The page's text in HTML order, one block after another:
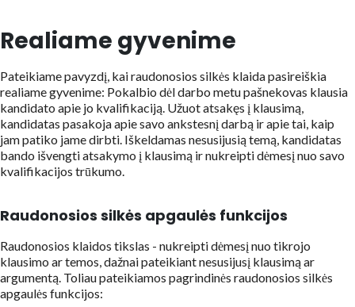
Realiame gyvenime
Pateikiame pavyzdį, kai raudonosios silkės klaida pasireiškia
realiame gyvenime: Pokalbio dėl darbo metu pašnekovas klausia
kandidato apie jo kvalifikaciją. Užuot atsakęs į klausimą,
kandidatas pasakoja apie savo ankstesnį darbą ir apie tai, kaip
jam patiko jame dirbti. Iškeldamas nesusijusią temą, kandidatas
bando išvengti atsakymo į klausimą ir nukreipti dėmesį nuo savo
kvalifikacijos trūkumo.
Raudonosios silkės apgaulės funkcijos
Raudonosios klaidos tikslas - nukreipti dėmesį nuo tikrojo
klausimo ar temos, dažnai pateikiant nesusijusį klausimą ar
argumentą. Toliau pateikiamos pagrindinės raudonosios silkės
apgaulės funkcijos: